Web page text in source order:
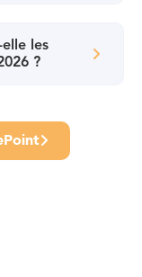
les
?